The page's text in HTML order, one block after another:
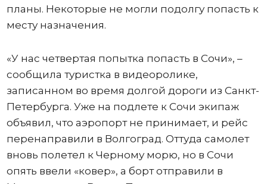
планы. Некоторые не могли подолгу попасть к
месту назначения.
«У нас четвертая попытка попасть в Сочи», –
сообщила туристка в видеоролике,
записанном во время долгой дороги из Санкт-
Петербурга. Уже на подлете к Сочи экипаж
объявил, что аэропорт не принимает, и рейс
перенаправили в Волгоград. Оттуда самолет
вновь полетел к Черному морю, но в Сочи
опять ввели «ковер», а борт отправили в